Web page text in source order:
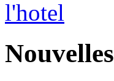
Nouvelles